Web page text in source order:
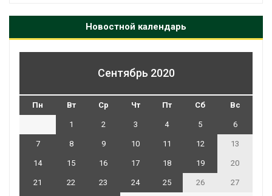
Новостной календарь
Сентябрь 2020
Пн Вт Ср Чт Пт Сб Вс
1 2 3 4 5 6
7 8 9 10 11 12 13
14 15 16 17 18 19 20
21 22 23 24 25 26 27